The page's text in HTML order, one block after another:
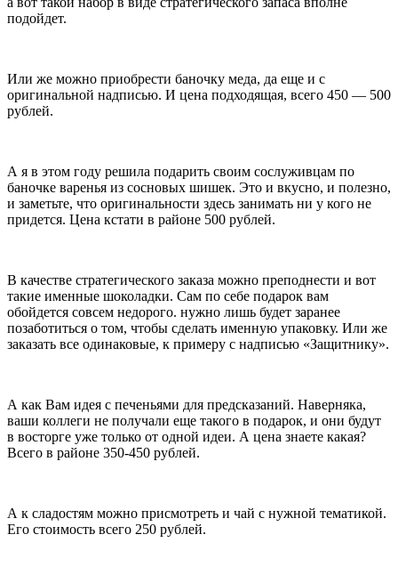
подойдет.
Или же можно приобрести баночку меда, да еще и с
оригинальной надписью. И цена подходящая, всего 450 — 500
рублей.
А я в этом году решила подарить своим сослуживцам по
баночке варенья из сосновых шишек. Это и вкусно, и полезно,
и заметьте, что оригинальности здесь занимать ни у кого не
придется. Цена кстати в районе 500 рублей.
В качестве стратегического заказа можно преподнести и вот
такие именные шоколадки. Сам по себе подарок вам
обойдется совсем недорого. нужно лишь будет заранее
позаботиться о том, чтобы сделать именную упаковку. Или же
заказать все одинаковые, к примеру с надписью «Защитнику».
А как Вам идея с печеньями для предсказаний. Наверняка,
ваши коллеги не получали еще такого в подарок, и они будут
в восторге уже только от одной идеи. А цена знаете какая?
Всего в районе 350-450 рублей.
А к сладостям можно присмотреть и чай с нужной тематикой.
Его стоимость всего 250 рублей.